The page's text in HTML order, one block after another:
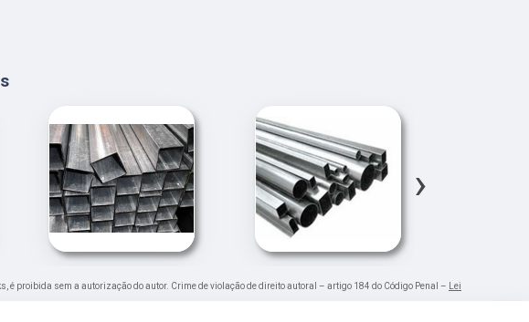
›
é proibida sem a autorização do autor. Crime de violação de direito autoral – artigo 184 do Código Penal – Lei